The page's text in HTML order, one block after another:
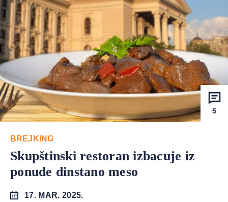
5
BREJKING
Skupštinski restoran izbacuje iz
ponude dinstano meso
17. MAR. 2025.